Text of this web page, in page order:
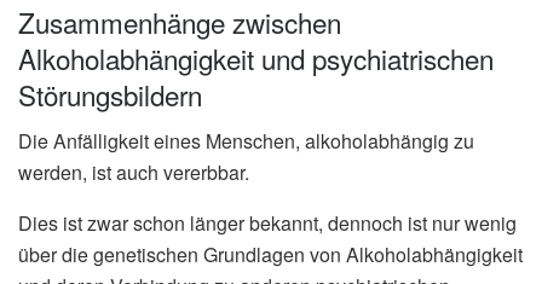
Zusammenhänge zwischen
Alkoholabhängigkeit und psychiatrischen
Störungsbildern
Die Anfälligkeit eines Menschen, alkoholabhängig zu
werden, ist auch vererbbar.
Dies ist zwar schon länger bekannt, dennoch ist nur wenig
über die genetischen Grundlagen von Alkoholabhängigkeit